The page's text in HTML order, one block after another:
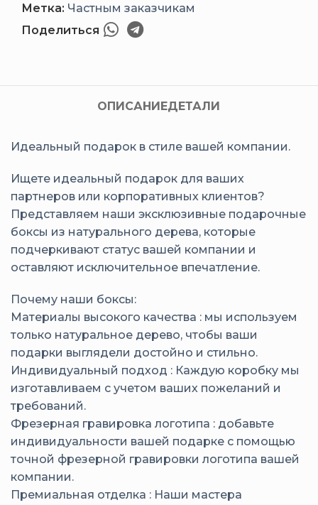
Метка: Частным заказчикам
Поделиться
ОПИСАНИЕДЕТАЛИ
Идеальный подарок в стиле вашей компании.
Ищете идеальный подарок для ваших
партнеров или корпоративных клиентов?
Представляем наши эксклюзивные подарочные
боксы из натурального дерева, которые
подчеркивают статус вашей компании и
оставляют исключительное впечатление.
Почему наши боксы:
Материалы высокого качества : мы используем
только натуральное дерево, чтобы ваши
подарки выглядели достойно и стильно.
Индивидуальный подход : Каждую коробку мы
изготавливаем с учетом ваших пожеланий и
требований.
Фрезерная гравировка логотипа : добавьте
индивидуальности вашей подарке с помощью
точной фрезерной гравировки логотипа вашей
компании.
Премиальная отделка : Наши мастера